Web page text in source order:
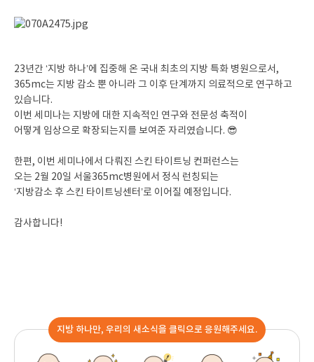
23년간 ‘지방 하나’에 집중해 온 국내 최초의 지방 특화 병원으로서,
365mc는 지방 감소 뿐 아니라 그 이후 단계까지 의료적으로 연구하고
있습니다.
이번 세미나는 지방에 대한 지속적인 연구와 전문성 축적이
어떻게 임상으로 확장되는지를 보여준 자리였습니다. 😎
한편, 이번 세미나에서 다뤄진 스킨 타이트닝 컨퍼런스는
오는 2월 20일 서울365mc병원에서 정식 런칭되는
‘지방감소 후 스킨 타이트닝센터’로 이어질 예정입니다.
감사합니다!
지방 하나만, 우리의 새소식을 클릭으로 응원해주세요.